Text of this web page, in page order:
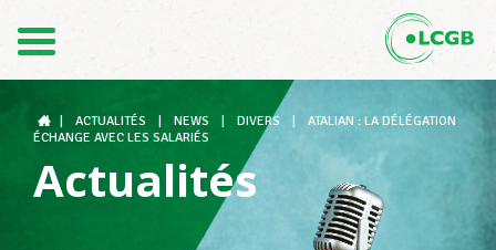
DE
Le LCGB
ACTUALITÉS NEWS DIVERS
ATALIAN : LA DÉLÉGATION
ÉCHANGE AVEC LES SALARIÉS
Actualités